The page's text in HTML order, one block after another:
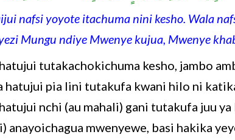
nafsi yoyote itachuma nini kesho. Wala
Mungu ndiye Mwenye kujua, Mwenye
tutakachokichuma kesho, jambo
hatujui pia lini tutakufa kwani hilo ni
nchi (au mahali) gani tutakufa juu
anayoichagua mwenyewe, basi hakika